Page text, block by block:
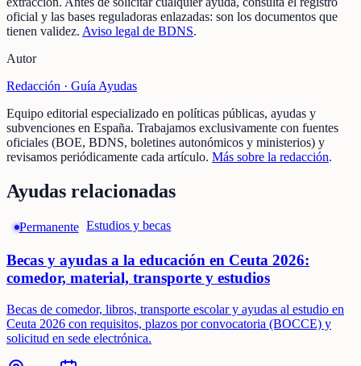
oficial y las bases reguladoras enlazadas: son los documentos que
tienen validez. Aviso legal de BDNS.
Autor
Redacción · Guía Ayudas
Equipo editorial especializado en políticas públicas, ayudas y
subvenciones en España. Trabajamos exclusivamente con fuentes
oficiales (BOE, BDNS, boletines autonómicos y ministerios) y
revisamos periódicamente cada artículo. Más sobre la redacción.
Ayudas relacionadas
Permanente Estudios y becas
Becas y ayudas a la educación en Ceuta 2026:
comedor, material, transporte y estudios
Becas de comedor, libros, transporte escolar y ayudas al estudio en
Ceuta 2026 con requisitos, plazos por convocatoria (BOCCE) y
solicitud en sede electrónica.